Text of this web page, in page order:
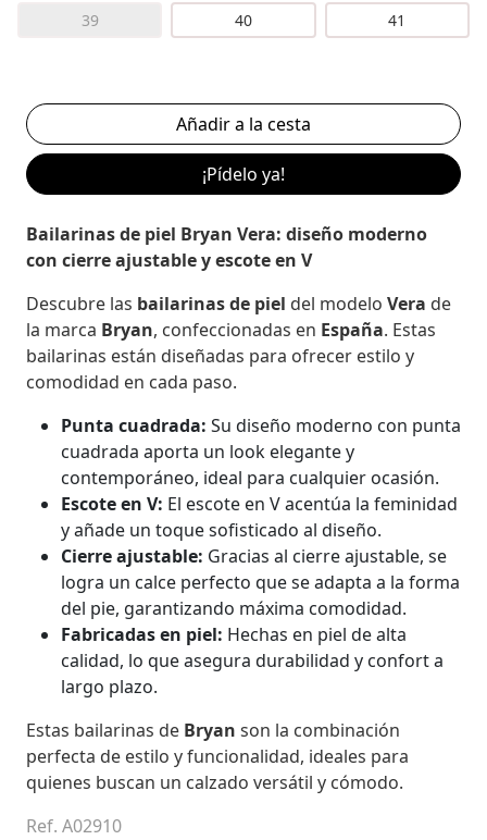
39 40 41
¡Pídelo ya!
Bailarinas de piel Bryan Vera: diseño moderno
con cierre ajustable y escote en V
Descubre las bailarinas de piel del modelo Vera de
la marca Bryan, confeccionadas en España. Estas
bailarinas están diseñadas para ofrecer estilo y
comodidad en cada paso.
Punta cuadrada: Su diseño moderno con punta
cuadrada aporta un look elegante y
contemporáneo, ideal para cualquier ocasión.
Escote en V: El escote en V acentúa la feminidad
y añade un toque sofisticado al diseño.
Cierre ajustable: Gracias al cierre ajustable, se
logra un calce perfecto que se adapta a la forma
del pie, garantizando máxima comodidad.
Fabricadas en piel: Hechas en piel de alta
calidad, lo que asegura durabilidad y confort a
largo plazo.
Estas bailarinas de Bryan son la combinación
perfecta de estilo y funcionalidad, ideales para
quienes buscan un calzado versátil y cómodo.
Ref. A02910